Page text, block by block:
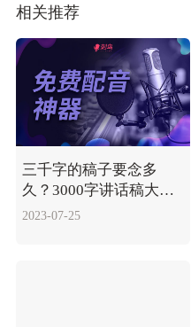
相关推荐
三千字的稿子要念多
久？3000字讲话稿大概
需多长时间？
2023-07-25